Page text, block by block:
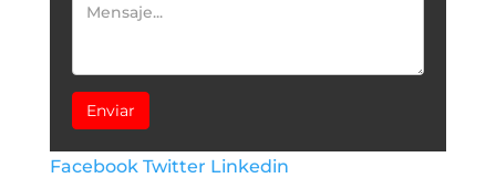
Enviar
Facebook Twitter Linkedin